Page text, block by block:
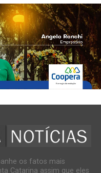
os fatos mais
Catarina assim que eles